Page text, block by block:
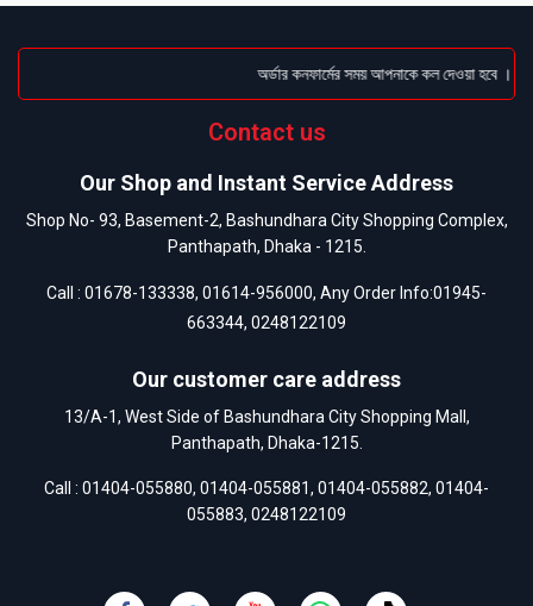
অর্ডার কনফার্মের সময় আপনাকে কল দেওয়া হবে ।
Contact us
Our Shop and Instant Service Address
Shop No- 93, Basement-2, Bashundhara City Shopping Complex,
Panthapath, Dhaka - 1215.
Call : 01678-133338, 01614-956000, Any Order Info:01945-
663344, 0248122109
Our customer care address
13/A-1, West Side of Bashundhara City Shopping Mall,
Panthapath, Dhaka-1215.
Call : 01404-055880, 01404-055881, 01404-055882, 01404-
055883, 0248122109